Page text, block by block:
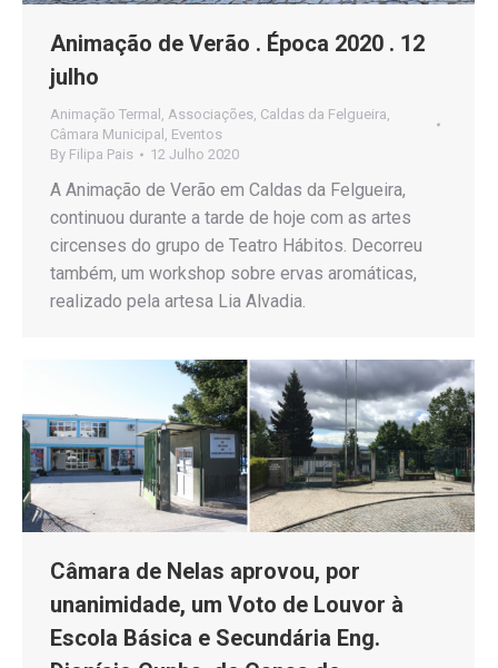
Animação de Verão . Época 2020 . 12
julho
Animação Termal , Associações, Caldas da Felgueira,
Câmara Municipal , Eventos
By Filipa Pais 12 Julho 2020
A Animação de Verão em Caldas da Felgueira,
continuou durante a tarde de hoje com as artes
circenses do grupo de Teatro Hábitos. Decorreu
também, um workshop sobre ervas aromáticas,
realizado pela artesa Lia Alvadia.
Câmara de Nelas aprovou, por
unanimidade, um Voto de Louvor à
Escola Básica e Secundária Eng.